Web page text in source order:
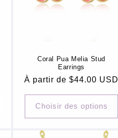
Coral Pua Melia Stud
Earrings
Prix
À partir de $44.00 USD
Choisir des options